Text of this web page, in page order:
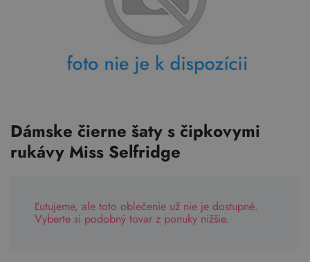
Dámske čierne šaty s čipkovymi
rukávy Miss Selfridge
Ľutujeme, ale toto oblečenie už nie je dostupné.
Vyberte si podobný tovar z ponuky nižšie.